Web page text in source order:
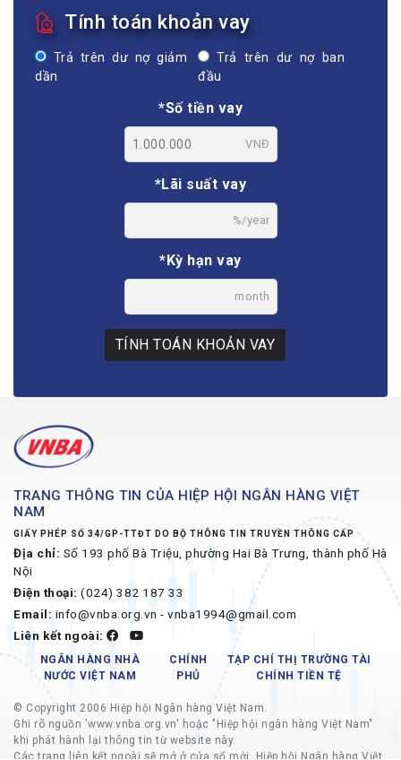
Tính toán khoản vay
Trả trên dư nợ giảm
dần
Trả trên dư nợ ban
đầu
*Số tiền vay
VNĐ
*Lãi suất vay
%/year
*Kỳ hạn vay
month
TÍNH TOÁN KHOẢN VAY
TRANG THÔNG TIN CỦA HIỆP HỘI NGÂN HÀNG VIỆT
NAM
GIẤY PHÉP SỐ 34/GP-TTĐT DO BỘ THÔNG TIN TRUYỀN THÔNG CẤP
Địa chỉ: Số 193 phố Bà Triệu, phường Hai Bà Trưng, thành phố Hà
Nội
Điện thoại: (024) 382 187 33
Email: info@vnba.org.vn - vnba1994@gmail.com
Liên kết ngoài:
NGÂN HÀNG NHÀ
NƯỚC VIỆT NAM
CHÍNH
PHỦ
TẠP CHÍ THỊ TRƯỜNG TÀI
CHÍNH TIỀN TỆ
© Copyright 2006 Hiệp hội Ngân hàng Việt Nam.
Ghi rõ nguồn 'www.vnba.org.vn' hoặc "Hiệp hội ngân hàng Việt Nam"
khi phát hành lại thông tin từ website này.
Các trang liên kết ngoài sẽ mở ở cửa sổ mới, Hiệp hội Ngân hàng Việt